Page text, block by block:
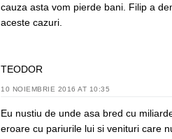
cauza asta vom pierde bani. Filip a
aceste cazuri.
TEODOR
10 NOIEMBRIE 2016 AT 10:35
Eu nustiu de unde asa bred cu
eroare cu pariurile lui si venituri care